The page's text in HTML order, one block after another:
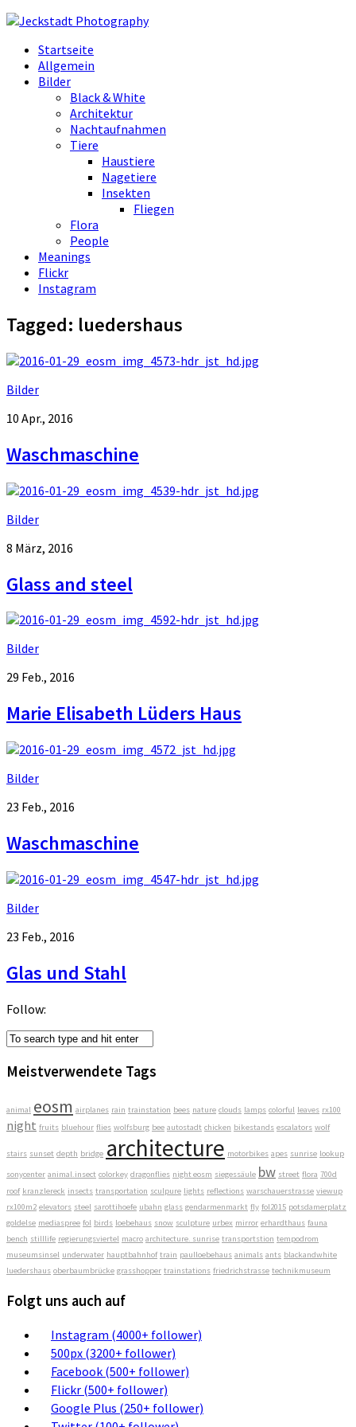
Startseite
Allgemein
Bilder
Black & White
Architektur
Nachtaufnahmen
Tiere
Haustiere
Nagetiere
Insekten
Fliegen
Flora
People
Meanings
Flickr
Instagram
Tagged: luedershaus
Bilder
10 Apr., 2016
Waschmaschine
Bilder
8 März, 2016
Glass and steel
Bilder
29 Feb., 2016
Marie Elisabeth Lüders Haus
Bilder
23 Feb., 2016
Waschmaschine
Bilder
23 Feb., 2016
Glas und Stahl
Follow:
Meistverwendete Tags
animal eosm airplanes rain trainstation bees nature clouds lamps colorful leaves rx100
night fruits bluehour flies wolfsburg bee autostadt chicken bikestands escalators wolf
stairs sunset depth bridge architecture motorbikes apes sunrise lookup
sonycenter animal.insect colorkey dragonflies night eosm siegessäule bw street flora 700d
roof kranzlereck insects transportation sculpure lights reflections warschauerstrasse viewup
rx100m2 elevators steel sarottihoefe ubahn glass gendarmenmarkt fly fol2015 potsdamerplatz
goldelse mediaspree fol birds loebehaus snow sculpture urbex mirror erhardthaus fauna
bench stilllife regierungsviertel macro architecture. sunrise transportstion tempodrom
museumsinsel underwater hauptbahnhof train paulloebehaus animals ants blackandwhite
luedershaus oberbaumbrücke grasshopper trainstations friedrichstrasse technikmuseum
Folgt uns auch auf
Instagram (4000+ follower)
500px (3200+ follower)
Facebook (500+ follower)
Flickr (500+ follower)
Google Plus (250+ follower)